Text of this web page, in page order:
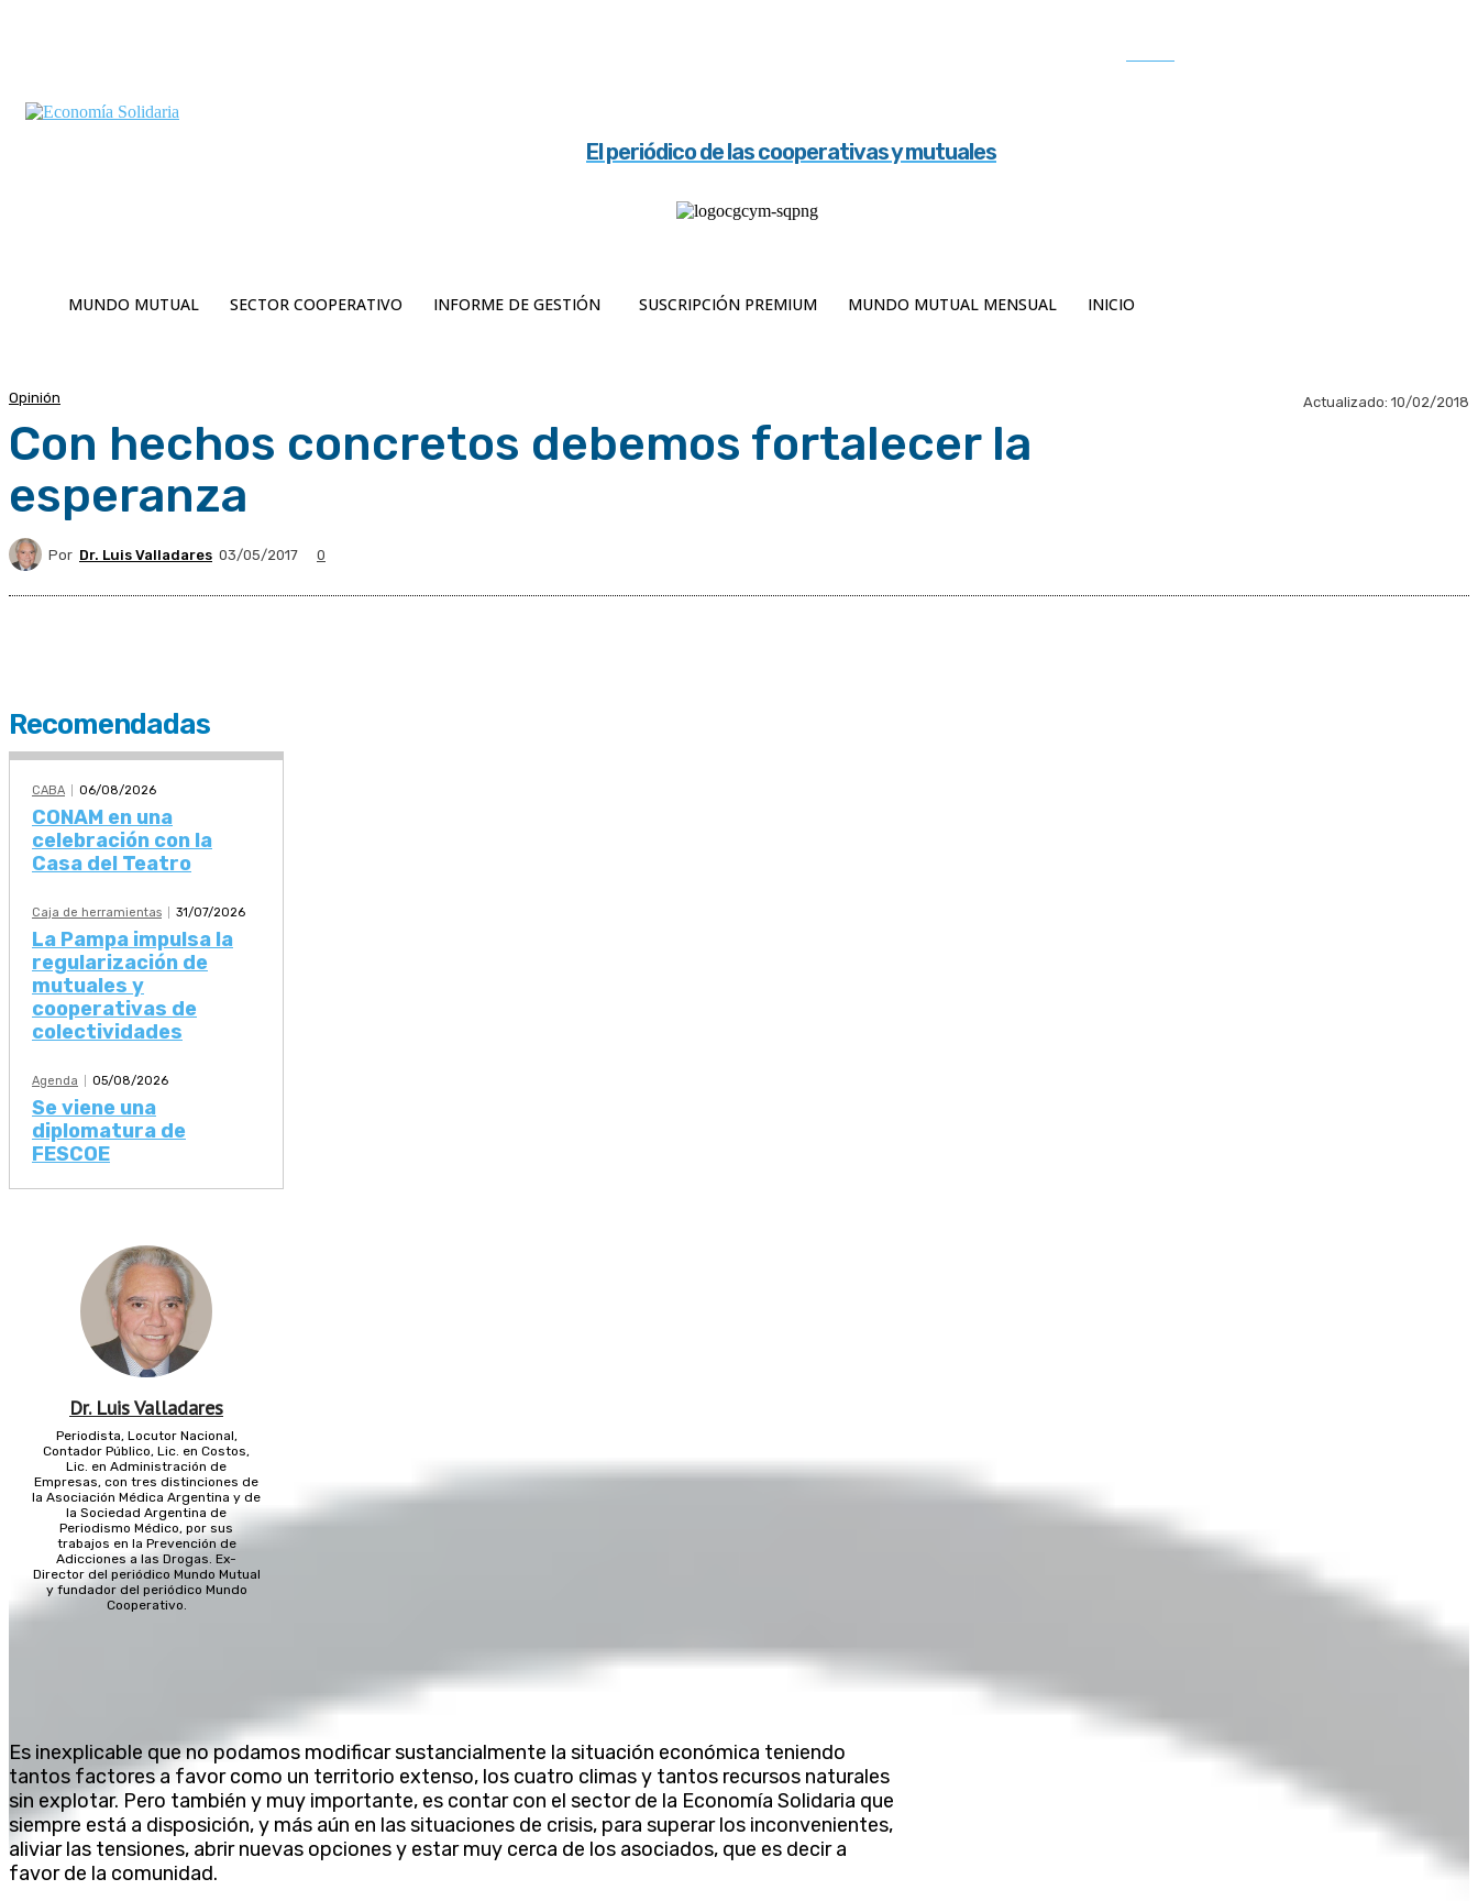
El periódico de las cooperativas y mutuales
MUNDO MUTUAL SECTOR COOPERATIVO INFORME DE GESTIÓN SUSCRIPCIÓN PREMIUM MUNDO MUTUAL MENSUAL INICIO
Opinión Actualizado: 10/02/2018
Con hechos concretos debemos fortalecer la
esperanza
Por Dr. Luis Valladares 03/05/2017 0
Recomendadas
CABA 06/08/2026
CONAM en una
celebración con la
Casa del Teatro
Caja de herramientas 31/07/2026
La Pampa impulsa la
regularización de
mutuales y
cooperativas de
colectividades
Agenda 05/08/2026
Se viene una
diplomatura de
FESCOE
Dr. Luis Valladares
Periodista, Locutor Nacional,
Contador Público, Lic. en Costos,
Lic. en Administración de
Empresas, con tres distinciones de
la Asociación Médica Argentina y de
la Sociedad Argentina de
Periodismo Médico, por sus
trabajos en la Prevención de
Adicciones a las Drogas. Ex-
Director del periódico Mundo Mutual
y fundador del periódico Mundo
Cooperativo.
Es inexplicable que no podamos modificar sustancialmente la situación económica teniendo
tantos factores a favor como un territorio extenso, los cuatro climas y tantos recursos naturales
sin explotar. Pero también y muy importante, es contar con el sector de la Economía Solidaria que
siempre está a disposición, y más aún en las situaciones de crisis, para superar los inconvenientes,
aliviar las tensiones, abrir nuevas opciones y estar muy cerca de los asociados, que es decir a
favor de la comunidad.